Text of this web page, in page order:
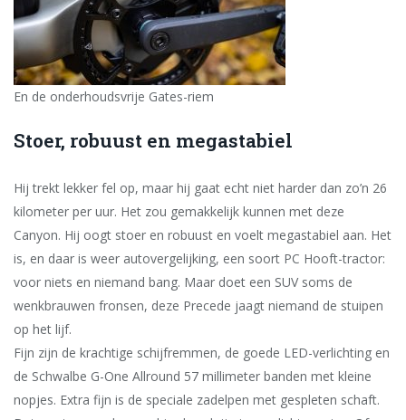
En de onderhoudsvrije Gates-riem
Stoer, robuust en megastabiel
Hij trekt lekker fel op, maar hij gaat echt niet harder dan zo’n 26
kilometer per uur. Het zou gemakkelijk kunnen met deze
Canyon. Hij oogt stoer en robuust en voelt megastabiel aan. Het
is, en daar is weer autovergelijking, een soort PC Hooft-tractor:
voor niets en niemand bang. Maar doet een SUV soms de
wenkbrauwen fronsen, deze Precede jaagt niemand de stuipen
op het lijf.
Fijn zijn de krachtige schijfremmen, de goede LED-verlichting en
de Schwalbe G-One Allround 57 millimeter banden met kleine
nopjes. Extra fijn is de speciale zadelpen met gespleten schaft.